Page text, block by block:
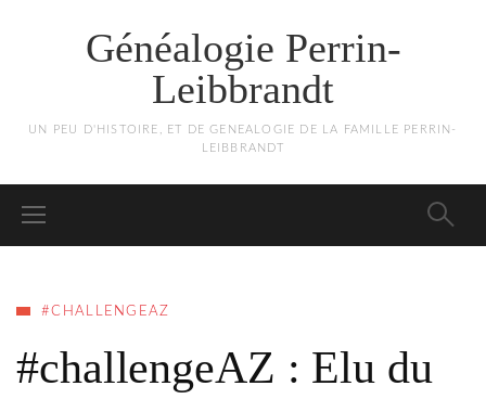
Généalogie Perrin-
Leibbrandt
UN PEU D'HISTOIRE, ET DE GENEALOGIE DE LA FAMILLE PERRIN-
LEIBBRANDT
#CHALLENGEAZ
#challengeAZ : Elu du